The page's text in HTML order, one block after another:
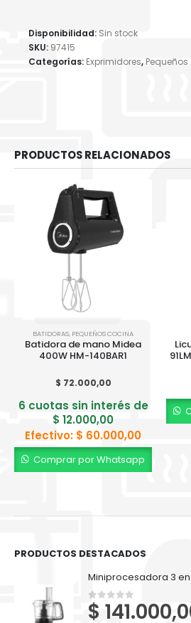
Disponibilidad: Sin stock
SKU: 97415
Categorías: Exprimidores,
PRODUCTOS RELACIONADOS
BATIDORAS, PEQUEÑOS COCINA
Batidora de mano Midea
400W HM-140BAR1
$ 72.000,00
6 cuotas sin interés de
$ 12.000,00
Efectivo: $ 60.000,00
Comprar por Whatsapp
PRODUCTOS DESTACADOS
0out of 5
$